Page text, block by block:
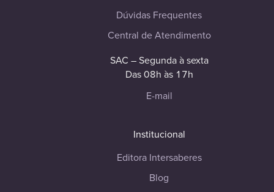
Dúvidas Frequentes
Central de Atendimento
SAC – Segunda à sexta
Das 08h às 17h
E-mail
Institucional
Editora Intersaberes
Blog